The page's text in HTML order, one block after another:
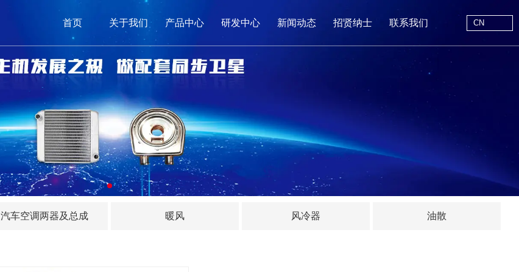
首页 关于我们 产品中心 研发中心 新闻动态 招贤纳士 联系我们 CN
网站首页
关于我们
新闻动态
汽车空调两器及总成 暖风 风冷器 油散